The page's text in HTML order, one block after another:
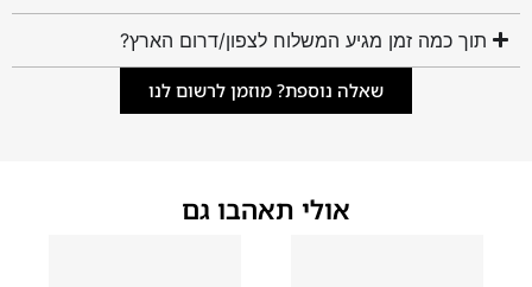
תוך כמה זמן מגיע המשלוח לצפון/דרום הארץ?
שאלה נוספת? מוזמן לרשום לנו
אולי תאהבו גם